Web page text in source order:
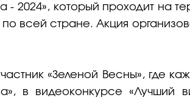
2024», который проходит на
всей стране. Акция
«Зеленой Весны», где
в видеоконкурсе «Лучший